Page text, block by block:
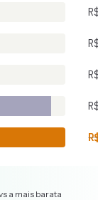
a mais barata